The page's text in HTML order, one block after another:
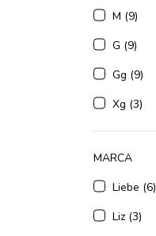
M (9)
G (9)
Gg (9)
Xg (3)
MARCA
Liebe (6)
Liz (3)